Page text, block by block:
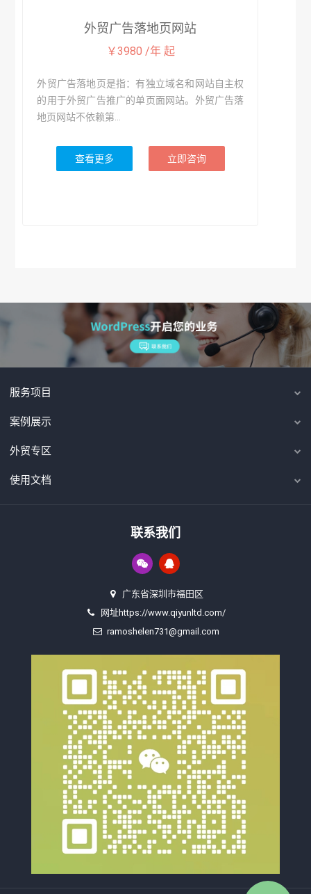
外贸广告落地页网站
￥3980 /年 起
外贸广告落地页是指：有独立域名和网站自主权
的用于外贸广告推广的单页面网站。外贸广告落
地页网站不依赖第...
查看更多 立即咨询
服务项目
案例展示
外贸专区
使用文档
联系我们
广东省深圳市福田区
网址https://www.qiyunltd.com/
ramoshelen731@gmail.com